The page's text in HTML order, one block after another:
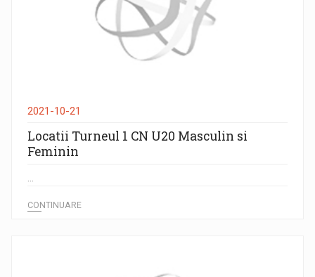
2021-10-21
Locatii Turneul 1 CN U20 Masculin si
Feminin
...
CONTINUARE